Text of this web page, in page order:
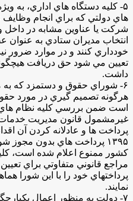
۵- كليه دستگاه هاي اداري، به
هاي دولتي كه براي انجام وظايف
شركت يا عناوين مشابه در داخل و
انتخاب مديران ستادي به عنوان
خودداري كنند و در موارد ضرور
تعيين مي‌ شود حق دريافت
داشت.
۶- شوراي حقوق و دستمزد كه
هرگونه تصميم گيري در مورد
است ضمن بررسي كليه نظام
غيرمشمول قانون مديريت
پرداخت ‌ها و عادلانه كردن آن
۱۳۹۵ پرداخت هاي بدون
كشور ممنوع اعلام شده است،
مراجع قانوني متفاوتي براي
پرداخت­هاي خود را با اين شورا
نمايند.
۷- دولت به منظور اعمال